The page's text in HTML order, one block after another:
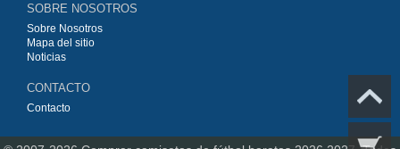
SOBRE NOSOTROS
Sobre Nosotros
Mapa del sitio
Noticias
CONTACTO
Contacto